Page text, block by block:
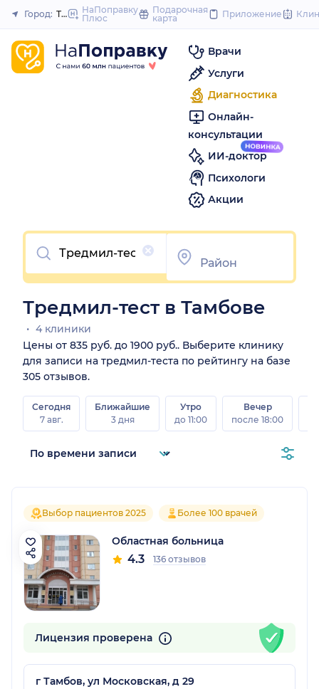
to
Закрыть
Город: ТамбовНаПоправку
Плюс
Подарочная
карта
Приложение
Врачи
Услуги
Диагностика
Онлайн-
консультации
ИИ-доктор
Психологи
Акции
Очистить
Тредмил-тест в Тамбове
4 клиники
Цены от 835 руб. до 1900 руб.. Выберите клинику
для записи на тредмил-теста по рейтингу на базе
305 отзывов.
Сегодня
7 авг.
Ближайшие
3 дня
Утро
до 11:00
Вечер
после 18:00
Выбор пациентов 2025 Более 100 врачей
Областная больница
4.3 136 отзывов
Лицензия проверена
г Тамбов, ул Московская, д 29